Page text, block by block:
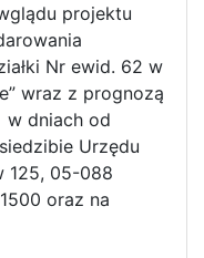
projektu
Nr ewid. 62 w
wraz z prognozą
w dniach od
Urzędu
125, 05-088
oraz na